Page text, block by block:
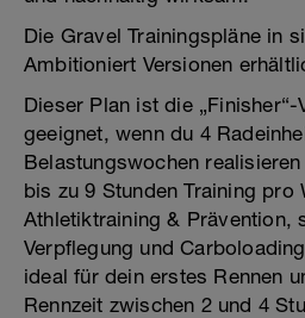
Die Gravel Trainingspläne in
Ambitioniert Versionen
Dieser Plan ist die
geeignet, wenn du 4
Belastungswochen
bis zu 9 Stunden Training pro
Athletiktraining & Prävention,
Verpflegung und
ideal für dein erstes Rennen
Rennzeit zwischen 2 und 4